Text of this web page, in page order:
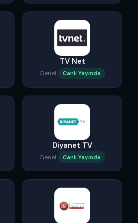
TV Net
Genel Canlı Yayında
Diyanet TV
Genel Canlı Yayında